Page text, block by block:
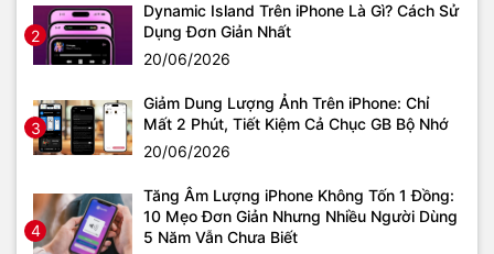
2
Dynamic Island Trên iPhone Là Gì? Cách Sử
Dụng Đơn Giản Nhất
20/06/2026
3
Giảm Dung Lượng Ảnh Trên iPhone: Chỉ
Mất 2 Phút, Tiết Kiệm Cả Chục GB Bộ Nhớ
20/06/2026
4
Tăng Âm Lượng iPhone Không Tốn 1 Đồng:
10 Mẹo Đơn Giản Nhưng Nhiều Người Dùng
5 Năm Vẫn Chưa Biết